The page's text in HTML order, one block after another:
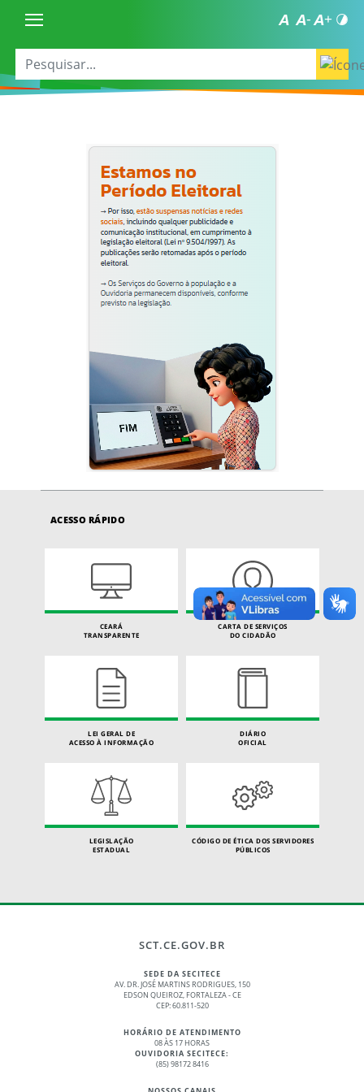
ACESSO RÁPIDO
CEARÁ
TRANSPARENTE
CARTA DE SERVIÇOS
DO CIDADÃO
LEI GERAL DE
ACESSO À INFORMAÇÃO
DIÁRIO
OFICIAL
LEGISLAÇÃO
ESTADUAL
CÓDIGO DE ÉTICA DOS SERVIDORES
PÚBLICOS
SCT.CE.GOV.BR
SEDE DA SECITECE
AV. DR. JOSÉ MARTINS RODRIGUES, 150
EDSON QUEIROZ, FORTALEZA - CE
CEP: 60.811-520
HORÁRIO DE ATENDIMENTO
08 ÀS 17 HORAS
OUVIDORIA SECITECE:
(85) 98172 8416